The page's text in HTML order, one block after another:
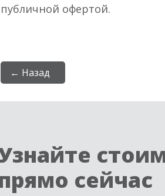
публичной офертой.
← Назад
сейчас